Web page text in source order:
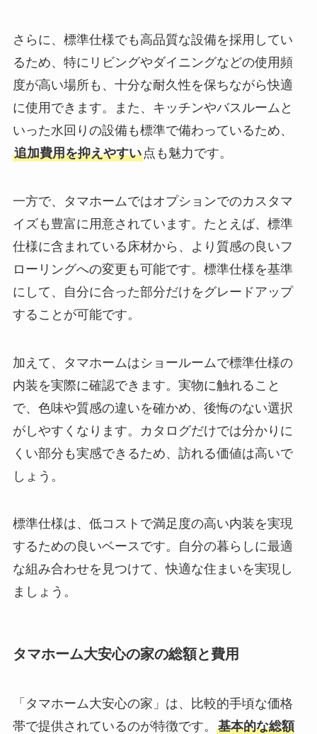
さらに、標準仕様でも高品質な設備を採用してい
るため、特にリビングやダイニングなどの使用頻
度が高い場所も、十分な耐久性を保ちながら快適
に使用できます。また、キッチンやバスルームと
いった水回りの設備も標準で備わっているため、
追加費用を抑えやすい点も魅力です。
一方で、タマホームではオプションでのカスタマ
イズも豊富に用意されています。たとえば、標準
仕様に含まれている床材から、より質感の良いフ
ローリングへの変更も可能です。標準仕様を基準
にして、自分に合った部分だけをグレードアップ
することが可能です。
加えて、タマホームはショールームで標準仕様の
内装を実際に確認できます。実物に触れること
で、色味や質感の違いを確かめ、後悔のない選択
がしやすくなります。カタログだけでは分かりに
くい部分も実感できるため、訪れる価値は高いで
しょう。
標準仕様は、低コストで満足度の高い内装を実現
するための良いベースです。自分の暮らしに最適
な組み合わせを見つけて、快適な住まいを実現し
ましょう。
タマホーム大安心の家の総額と費用
「タマホーム大安心の家」は、比較的手頃な価格
帯で提供されているのが特徴です。 基本的な総額